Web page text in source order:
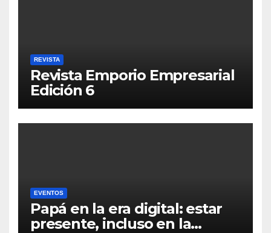
REVISTA
Revista Emporio Empresarial
Edición 6
EVENTOS
Papá en la era digital: estar
presente, incluso en la